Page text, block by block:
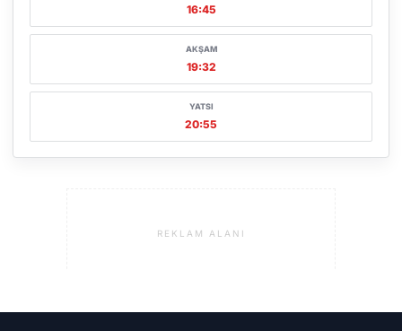
16:45
AKŞAM
19:32
YATSI
20:55
REKLAM ALANI